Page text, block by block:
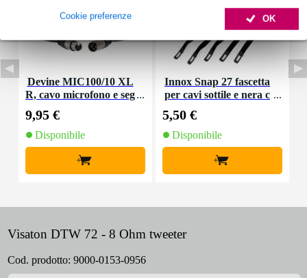
OK
Cookie preferenze
Devine MIC100/10 XL
R, cavo microfono e seg
9,95 €
Disponibile
+
Innox Snap 27 fascetta
per cavi sottile e nera c
(10 pezzi)
5,50 €
Disponibile
+
Visaton DTW 72 - 8 Ohm tweeter
Cod. prodotto: 9000-0153-0956